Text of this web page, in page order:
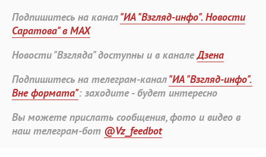
Подпишитесь на канал"ИА "Взгляд-инфо". Новости
Саратова" в MAX
Новости "Взгляда" доступны и в каналеДзена
Подпишитесь на телеграм-канал"ИА "Взгляд-инфо".
Вне формата": заходите - будет интересно
Вы можете прислать сообщения, фото и видео в
наш телеграм-бот @Vz_feedbot